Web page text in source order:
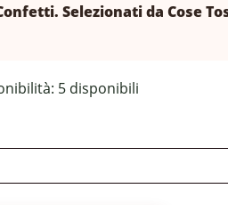
Selezionati da Cose
5 disponibili